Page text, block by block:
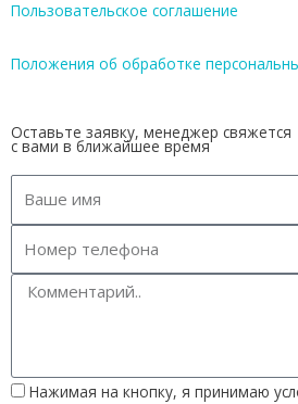
Пользовательское соглашение
Положения об обработке
Оставьте заявку, менеджер свяжется
с вами в ближайшее время
Нажимая на кнопку, я принимаю